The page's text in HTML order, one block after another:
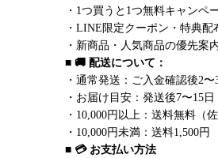
・1つ買うと1つ無料キャンペ
・LINE限定クーポン・特典配
・新商品・人気商品の優先案
■ 🚚 配送について：
・通常発送：ご入金確認後2〜
・お届け目安：発送後7〜15日
・10,000円以上：送料無料（
・10,000円未満：送料1,500円
■ 💳 お支払い方法